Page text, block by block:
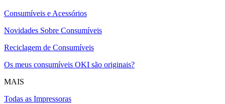
Consumíveis e Acessórios
Novidades Sobre Consumíveis
Reciclagem de Consumíveis
Os meus consumíveis OKI são originais?
MAIS
Todas as Impressoras